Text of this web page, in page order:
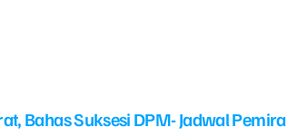
Bahas Suksesi DPM- Jadwal Pemira